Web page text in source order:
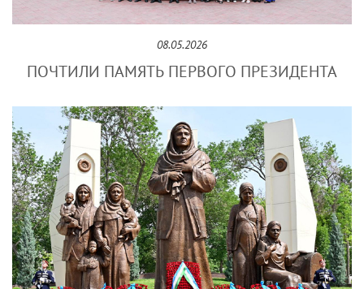
08.05.2026
ПОЧТИЛИ ПАМЯТЬ ПЕРВОГО ПРЕЗИДЕНТА